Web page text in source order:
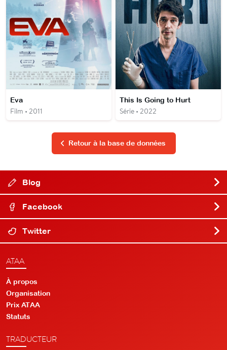
Eva
Film • 2011
This Is Going to Hurt
Série • 2022
Retour à la base de données
Blog
Facebook
Twitter
ATAA
À propos
Organisation
Prix ATAA
Statuts
TRADUCTEUR